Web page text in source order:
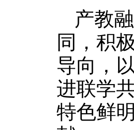
产教
同，积
导向，
进联学
特色鲜